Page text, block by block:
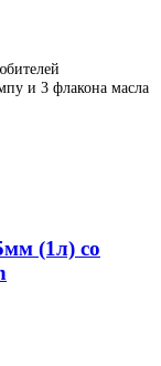
и 3 флакона масла
(1л) со